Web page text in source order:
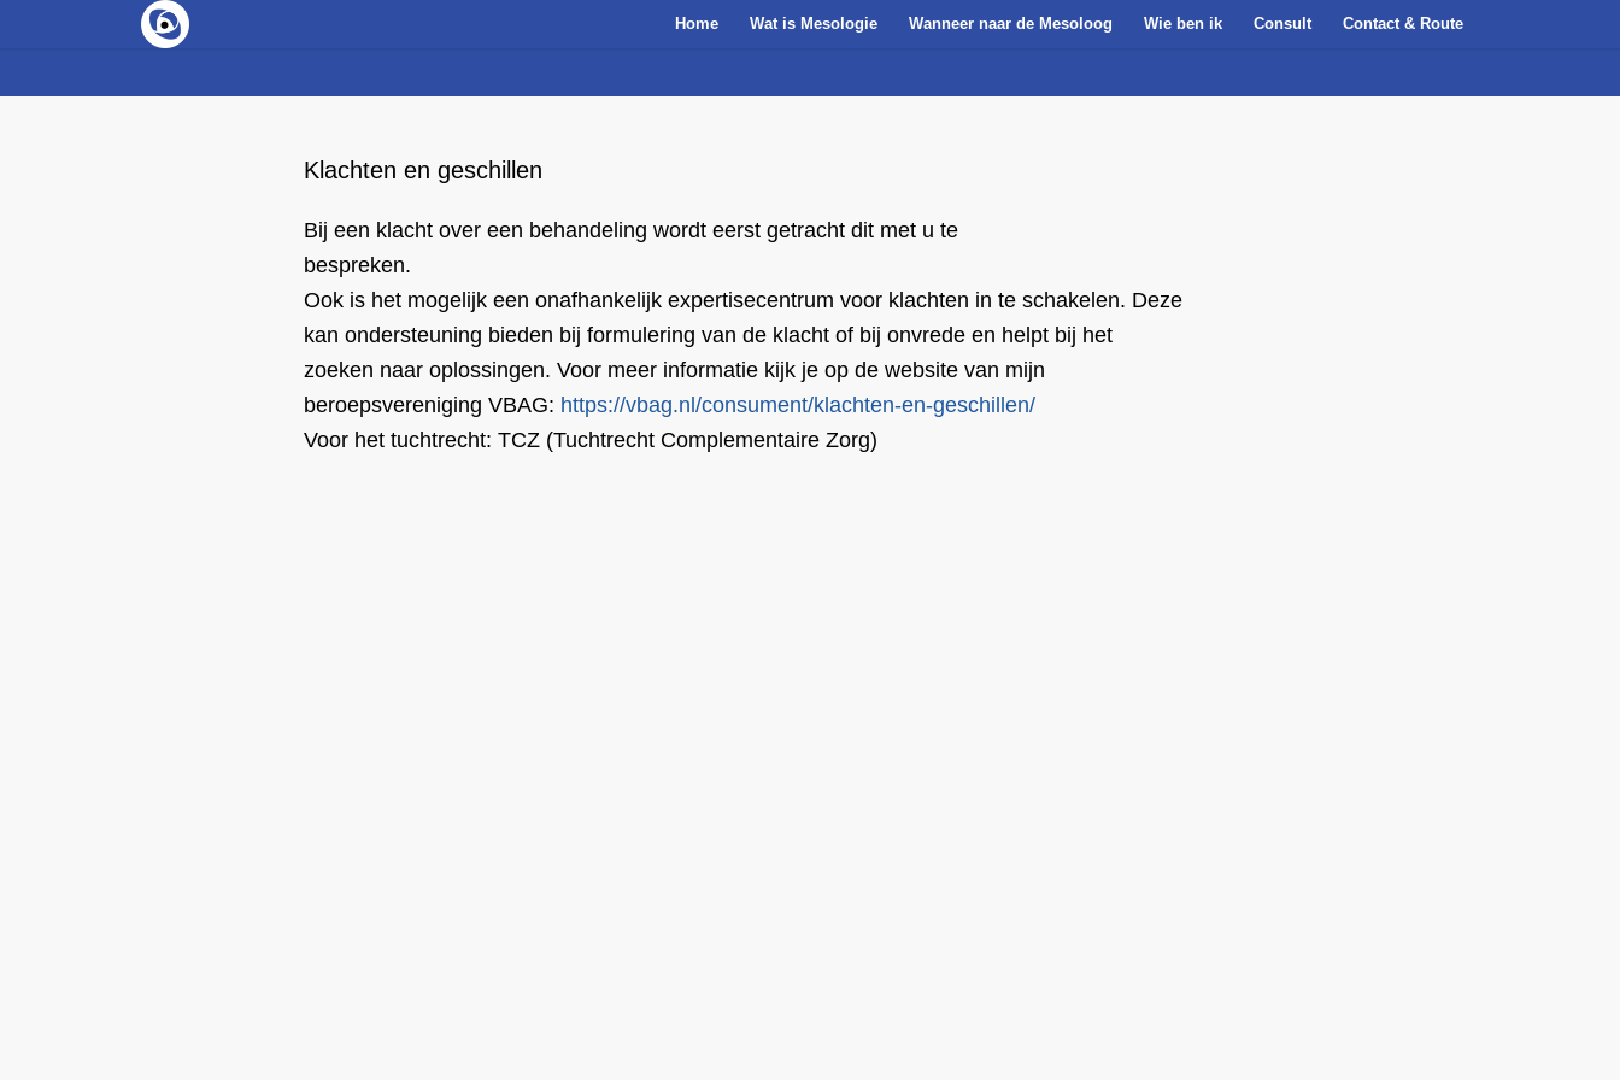
Home Wat is Mesologie Wanneer naar de Mesoloog Wie ben ik Consult Contact & Route
Klachten en geschillen
Bij een klacht over een behandeling wordt eerst getracht dit met u te
bespreken.
Ook is het mogelijk een onafhankelijk expertisecentrum voor klachten in te schakelen. Deze
kan ondersteuning bieden bij formulering van de klacht of bij onvrede en helpt bij het
zoeken naar oplossingen. Voor meer informatie kijk je op de website van mijn
beroepsvereniging VBAG: https://vbag.nl/consument/klachten-en-geschillen/
Voor het tuchtrecht: TCZ (Tuchtrecht Complementaire Zorg)